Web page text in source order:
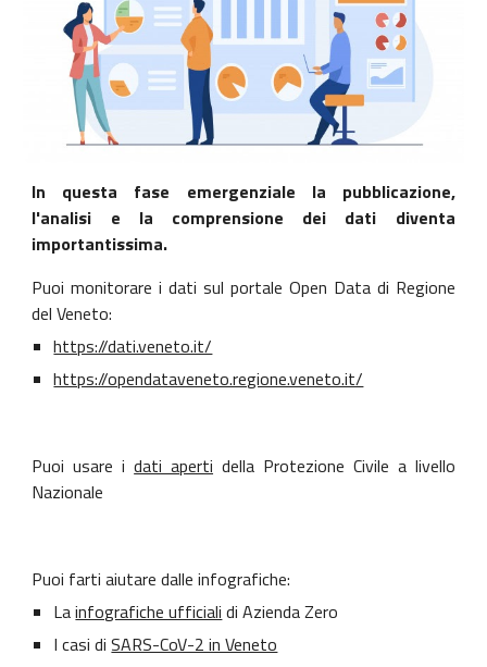
In questa fase emergenziale la pubblicazione,
l'analisi e la comprensione dei dati diventa
importantissima.
Puoi monitorare i dati sul portale Open Data di Regione
del Veneto:
https://dati.veneto.it/
https://opendataveneto.regione.veneto.it/
Puoi usare idati aperti della Protezione Civile a livello
Nazionale
Puoi farti aiutare dalle infografiche:
Lainfografiche ufficiali di Azienda Zero
I casi diSARS-CoV-2 in Veneto